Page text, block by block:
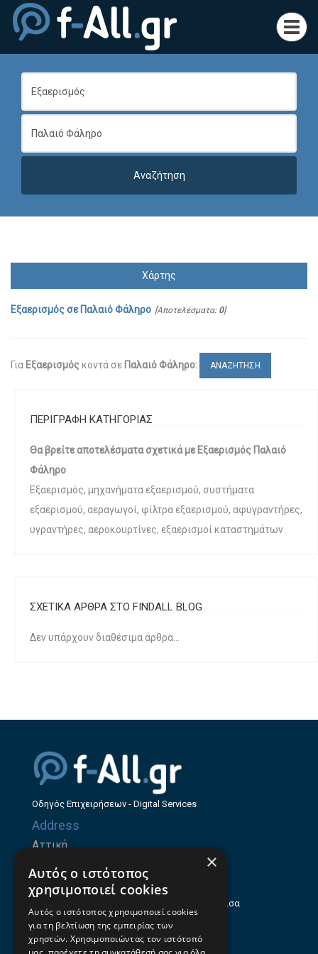
Χάρτης
Εξαερισμόςσε Παλαιό Φάληρο [Αποτελέσματα: 0]
Για Εξαερισμός κοντά σε Παλαιό Φάληρο: ΑΝΑΖΗΤΗΣΗ
ΠΕΡΙΓΡΑΦΗ ΚΑΤΗΓΟΡΙΑΣ
Θα βρείτε αποτελέσματα σχετικά με Εξαερισμός Παλαιό
Φάληρο
Εξαερισμός, μηχανήματα εξαερισμού, συστήματα
εξαερισμού, αεραγωγοί, φίλτρα εξαερισμού, αφυγραντήρες,
υγραντήρες, αεροκουρτίνες, εξαερισμοί καταστημάτων
ΣΧΕΤΙΚΑ ΑΡΘΡΑ ΣΤΟ FINDALL BLOG
Δεν υπάρχουν διαθέσιμα άρθρα...
Οδηγός Επιχειρήσεων - Digital Services
Address
Αττική
Θεσσαλία
Ηρώων Πολυτεχνείου 214 (1ος Όροφος), Λάρισα
Επαγγελματικός οδηγός Λάρισας
Emails
×
Αυτός ο ιστότοπος
χρησιμοποιεί cookies
Αυτός ο ιστότοπος χρησιμοποιεί cookies
για τη βελτίωση της εμπειρίας των
χρηστών. Χρησιμοποιώντας τον ιστότοπό